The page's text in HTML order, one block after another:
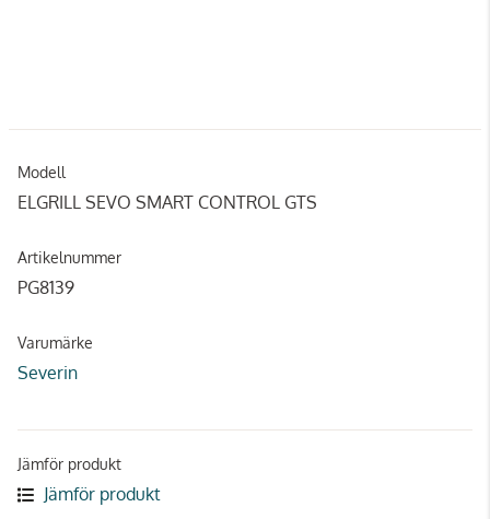
Modell
ELGRILL SEVO SMART CONTROL GTS
Artikelnummer
PG8139
Varumärke
Severin
Jämför produkt
Jämför produkt